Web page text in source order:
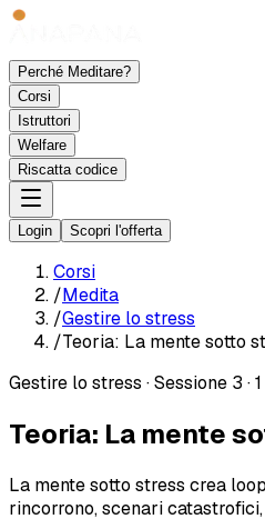
Perché Meditare?
Corsi
Istruttori
Welfare
Riscatta codice
Login Scopri l'offerta
Corsi
/Medita
/Gestire lo stress
/Teoria: La mente sotto
Gestire lo stress ·Sessione 3 ·
Teoria: La mente
La mente sotto stress crea
rincorrono, scenari